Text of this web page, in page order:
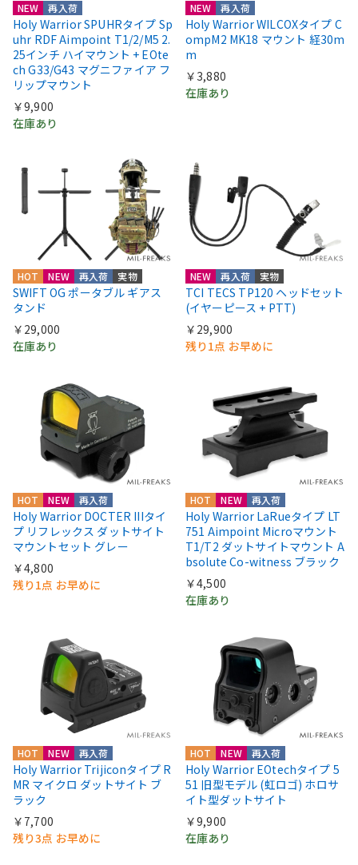
NEW 再入荷
Holy Warrior SPUHRタイプ Sp
uhr RDF Aimpoint T1/2/M5 2.
25インチ ハイマウント + EOte
ch G33/G43 マグニファイア フ
リップマウント
￥9,900
在庫あり
NEW 再入荷
Holy Warrior WILCOXタイプ C
ompM2 MK18 マウント 経30m
m
￥3,880
在庫あり
HOT NEW 再入荷 実物
SWIFT OG ポータブル ギアス
タンド
￥29,000
在庫あり
NEW 再入荷 実物
TCI TECS TP120 ヘッドセット
(イヤーピース + PTT)
￥29,900
残り1点 お早めに
HOT NEW 再入荷
Holy Warrior DOCTER IIIタイ
プ リフレックス ダットサイト
マウントセット グレー
￥4,800
残り1点 お早めに
HOT NEW 再入荷
Holy Warrior LaRueタイプ LT
751 Aimpoint Microマウント
T1/T2 ダットサイトマウント A
bsolute Co-witness ブラック
￥4,500
在庫あり
HOT NEW 再入荷
Holy Warrior Trijiconタイプ R
MR マイクロ ダットサイト ブ
ラック
￥7,700
残り3点 お早めに
HOT NEW 再入荷
Holy Warrior EOtechタイプ 5
51 旧型モデル (虹ロゴ) ホロサ
イト型ダットサイト
￥9,900
在庫あり